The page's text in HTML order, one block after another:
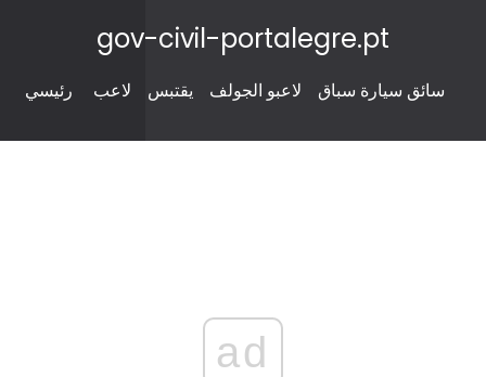
gov-civil-portalegre.pt
رئيسي لاعب يقتبس لاعبو الجولف سائق سيارة سباق
ad